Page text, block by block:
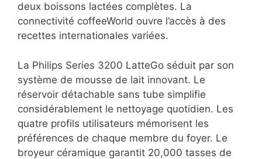
deux boissons lactées complètes. La
connectivité coffeeWorld ouvre l’accès à des
recettes internationales variées.
La Philips Series 3200 LatteGo séduit par son
système de mousse de lait innovant. Le
réservoir détachable sans tube simplifie
considérablement le nettoyage quotidien. Les
quatre profils utilisateurs mémorisent les
préférences de chaque membre du foyer. Le
broyeur céramique garantit 20,000 tasses de